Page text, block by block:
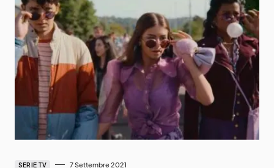
SERIE TV 7 Settembre 2021